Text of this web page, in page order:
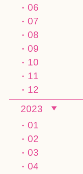
06
07
08
09
10
11
12
2023
01
02
03
04